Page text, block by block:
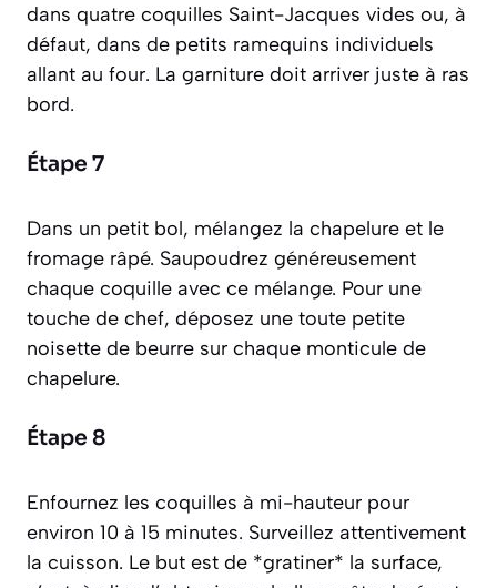
dans quatre coquilles Saint-Jacques vides ou, à
défaut, dans de petits ramequins individuels
allant au four. La garniture doit arriver juste à ras
bord.
Étape 7
Dans un petit bol, mélangez la chapelure et le
fromage râpé. Saupoudrez généreusement
chaque coquille avec ce mélange. Pour une
touche de chef, déposez une toute petite
noisette de beurre sur chaque monticule de
chapelure.
Étape 8
Enfournez les coquilles à mi-hauteur pour
environ 10 à 15 minutes. Surveillez attentivement
la cuisson. Le but est de *gratiner* la surface,